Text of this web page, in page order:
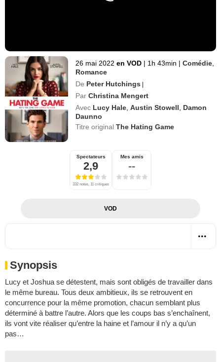
26 mai 2022 en VOD | 1h 43min | Comédie
Romance
De Peter Hutchings |
Par Christina Mengert
Avec Lucy Hale ,Austin Stowell
Damon
Daunno
Titre originalThe Hating Game
Spectateurs
2,9
332 notes, 11 critiques
Mes amis
--
VOD
Synopsis
Lucy et Joshua se détestent, mais sont obligés de travailler dans
le même bureau. Tous deux ambitieux, ils se retrouvent en
concurrence pour la même promotion, chacun semblant plus
déterminé à battre l’autre. Alors que les coups bas s’enchaînent,
ils vont vite réaliser qu’entre la haine et l’amour il n’y a qu’un
pas…